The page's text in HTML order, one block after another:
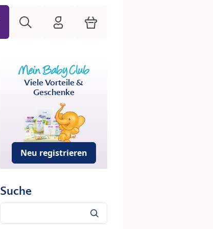
HiPP Mein Babyclub
Warenkorb
Viele Vorteile &
Geschenke
Neu registrieren
Suche